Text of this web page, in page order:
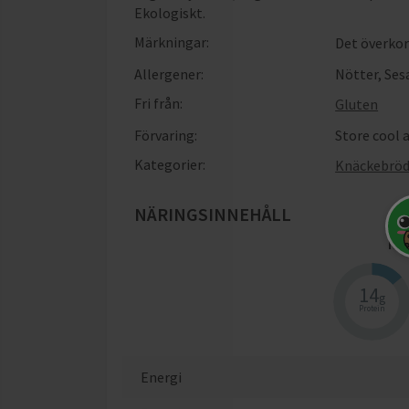
Ekologiskt.
Märkningar:
Det
Allergener:
Nötter,
Fri från:
Gluten
Förvaring:
Store cool
Kategorier:
Knäckebröd
NÄRINGSINNEHÅLL
14g
Protein
Energi